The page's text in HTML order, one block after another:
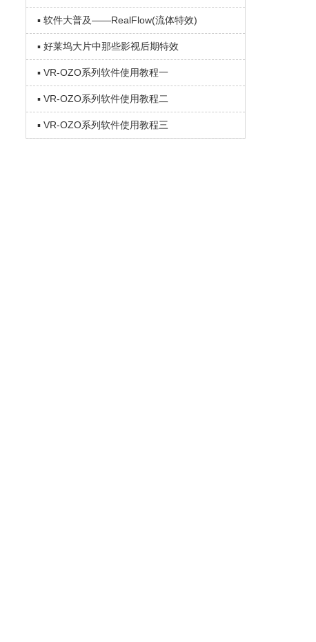
▪ 软件大普及——RealFlow(流体特效)
▪ 好莱坞大片中那些影视后期特效
▪ VR-OZO系列软件使用教程一
▪ VR-OZO系列软件使用教程二
▪ VR-OZO系列软件使用教程三